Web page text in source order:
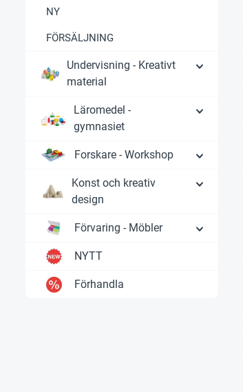
NY
FÖRSÄLJNING
Undervisning - Kreativt
material
Läromedel -
gymnasiet
Forskare - Workshop
Konst och kreativ
design
Förvaring - Möbler
NYTT
Förhandla